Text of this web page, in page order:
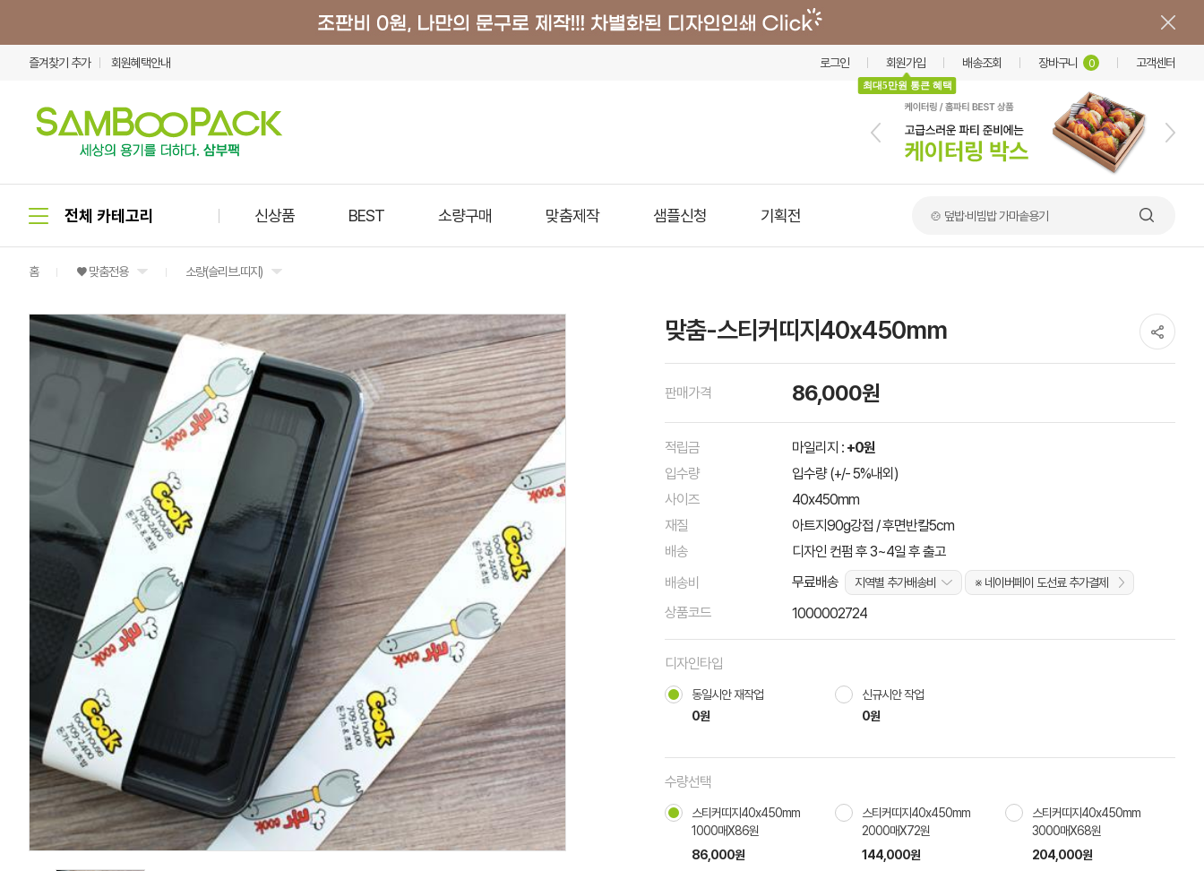
즐겨찾기 추가 회원혜택안내 로그인 회원가입
최대5만원 통큰 혜택
배송조회 장바구니 0 고객센터
신상품 BEST 소량구매 맞춤제작 샘플신청 기획전 🍲 덮밥·비빔밥 가마솥용기
홈 ♥ 맞춤전용 소량(슬리브.띠지)
맞춤-스티커띠지40x450mm
판매가격 86,000원
적립금 마일리지 : +0원
입수량
입수량 (+/- 5%내외)
사이즈
40x450mm
재질
아트지90g강접 / 후면반칼5cm
배송
디자인 컨펌 후 3~4일 후 출고
배송비
무료배송 지역별 추가배송비 ※ 네이버페이 도선료 추가결제
상품코드 1000002724
디자인타입
동일시안 재작업
0원
신규시안 작업
0원
수량선택
스티커띠지40x450mm
1000매X86원
86,000원
스티커띠지40x450mm
2000매X72원
144,000원
스티커띠지40x450mm
3000매X68원
204,000원